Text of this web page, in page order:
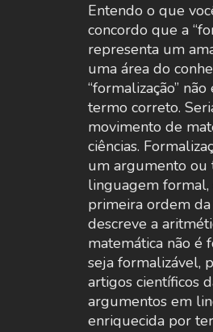
Entendo o que
concordo que a
representa um
uma área do
“formalização”
termo correto.
movimento de
ciências.
um argumento ou
linguagem formal,
primeira ordem
descreve a
matemática não é
seja formalizável,
artigos científicos
argumentos em
enriquecida por